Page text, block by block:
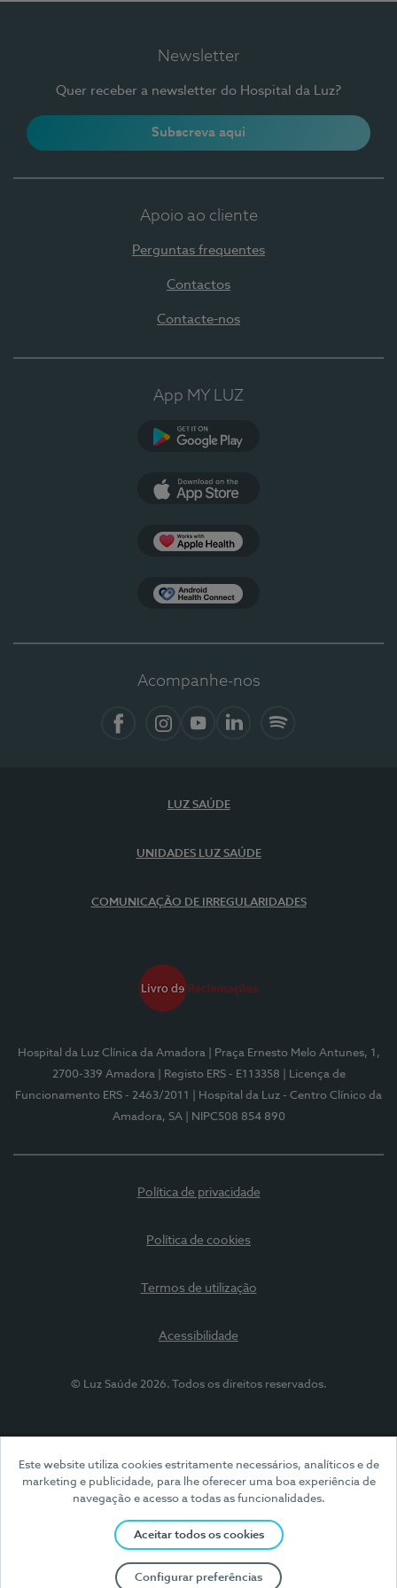
Este website utiliza cookies estritamente necessários, analíticos e de
marketing e publicidade, para lhe oferecer uma boa experiência de
navegação e acesso a todas as funcionalidades.
Aceitar todos os cookies
Configurar preferências
Newsletter
Quer receber a newsletter do Hospital da Luz?
Subscreva aqui
Apoio ao cliente
Perguntas frequentes
Contactos
Contacte-nos
App MY LUZ
Acompanhe-nos
LUZ SAÚDE
UNIDADES LUZ SAÚDE
COMUNICAÇÃO DE IRREGULARIDADES
Hospital da Luz Clínica da Amadora
| Praça Ernesto Melo Antunes, 1,
2700-339 Amadora
| Registo ERS - E113358
| Licença de
Funcionamento ERS - 2463/2011
| Hospital da Luz - Centro Clínico da
Amadora, SA
| NIPC508 854 890
Política de privacidade
Política de cookies
Termos de utilização
Acessibilidade
© Luz Saúde 2026. Todos os direitos reservados.